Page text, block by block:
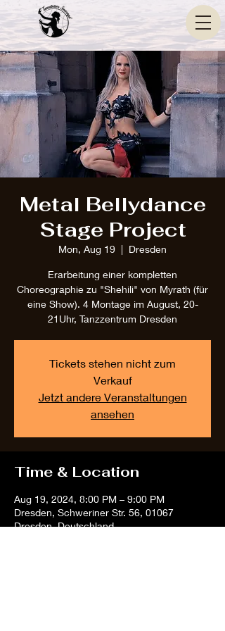
Metal Bellydance
Stage Project
Mon, Aug 19
  |
Dresden
Erarbeitung einer kompletten
Choreographie zu "Shehili" von Myrath (für
eine Show). 4 Montage im August, 20-
21Uhr, Tanzzentrum Dresden
Tickets stehen nicht zum
Verkauf
Jetzt andere Veranstaltungen
ansehen
Time & Location
Aug 19, 2024, 8:00 PM – 9:00 PM
Dresden, Schweriner Str. 56, 01067
Dresden, Deutschland